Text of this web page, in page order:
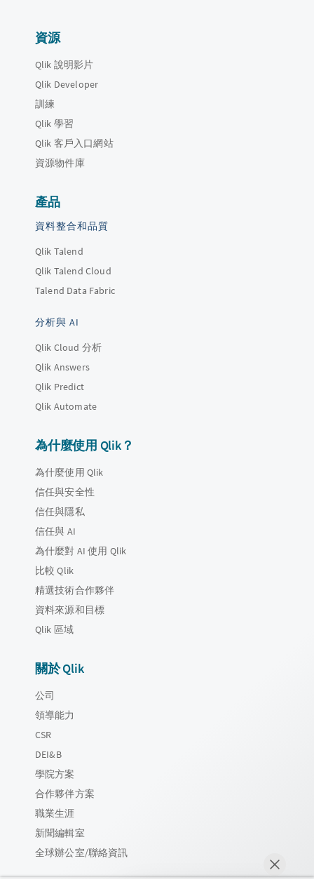
資源
Qlik 說明影片
Qlik Developer
訓練
Qlik 學習
Qlik 客戶入口網站
資源物件庫
產品
資料整合和品質
Qlik Talend
Qlik Talend Cloud
Talend Data Fabric
分析與 AI
Qlik Cloud 分析
Qlik Answers
Qlik Predict
Qlik Automate
為什麼使用 Qlik？
為什麼使用 Qlik
信任與安全性
信任與隱私
信任與 AI
為什麼對 AI 使用 Qlik
比較 Qlik
精選技術合作夥伴
資料來源和目標
Qlik 區域
關於 Qlik
公司
領導能力
CSR
DEI&B
學院方案
合作夥伴方案
職業生涯
新聞編輯室
全球辦公室/聯絡資訊